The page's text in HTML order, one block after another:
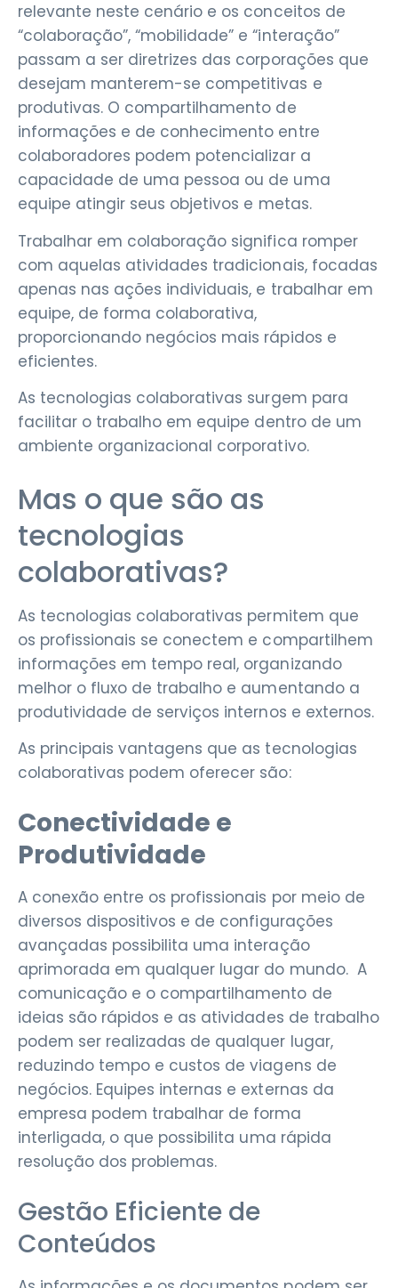
relevante neste cenário e os conceitos de
“colaboração”, “mobilidade” e “interação”
passam a ser diretrizes das corporações que
desejam manterem-se competitivas e
produtivas. O compartilhamento de
informações e de conhecimento entre
colaboradores podem potencializar a
capacidade de uma pessoa ou de uma
equipe atingir seus objetivos e metas.
Trabalhar em colaboração significa romper
com aquelas atividades tradicionais, focadas
apenas nas ações individuais, e trabalhar em
equipe, de forma colaborativa,
proporcionando negócios mais rápidos e
eficientes.
As tecnologias colaborativas surgem para
facilitar o trabalho em equipe dentro de um
ambiente organizacional corporativo.
Mas o que são as
tecnologias
colaborativas?
As tecnologias colaborativas permitem que
os profissionais se conectem e compartilhem
informações em tempo real, organizando
melhor o fluxo de trabalho e aumentando a
produtividade de serviços internos e externos.
As principais vantagens que as tecnologias
colaborativas podem oferecer são:
Conectividade e
Produtividade
A conexão entre os profissionais por meio de
diversos dispositivos e de configurações
avançadas possibilita uma interação
aprimorada em qualquer lugar do mundo. A
comunicação e o compartilhamento de
ideias são rápidos e as atividades de trabalho
podem ser realizadas de qualquer lugar,
reduzindo tempo e custos de viagens de
negócios. Equipes internas e externas da
empresa podem trabalhar de forma
interligada, o que possibilita uma rápida
resolução dos problemas.
Gestão Eficiente de
Conteúdos